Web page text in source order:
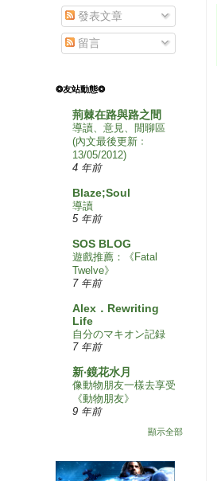
發表文章
留言
❂友站動態❂
荊棘在路與路之間
導讀、意見、閒聊區
(內文最後更新﹕
13/05/2012)
4 年前
Blaze;Soul
導讀
5 年前
SOS BLOG
遊戲推薦：《Fatal
Twelve》
7 年前
Alex．Rewriting
Life
自分のマキオン記録
7 年前
新‧鏡花水月
像動物朋友一樣去享受
《動物朋友》
9 年前
顯示全部